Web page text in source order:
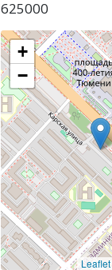
625000
+
−
Leaflet